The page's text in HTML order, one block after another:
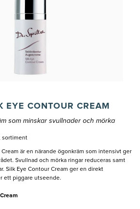
EYE CONTOUR CREAM
som minskar svullnader och mörka
sortiment
Cream är en närande ögonkräm som intensivt ger
Svullnad och mörka ringar reduceras samt
Silk Eye Contour Cream ger en direkt
ett piggare utseende.